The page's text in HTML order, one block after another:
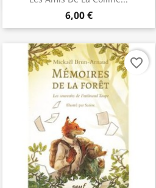
6,00 €
favorite_border